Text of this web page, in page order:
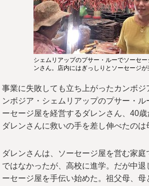
シェムリアップのプサー・ルーでソーセ
ンさん。店内にはぎっしりとソーセージが
事業に失敗しても立ち上がったカンボジ
ンボジア・シェムリアップのプサー・ル
ーセージ屋を経営するダレンさん、40
ダレンさんに救いの手を差し伸べたのは
ダレンさんは、ソーセージ屋を営む家庭
ではなかったが、高校に進学。だが中退
ーセージ屋を手伝い始めた。祖父母、母